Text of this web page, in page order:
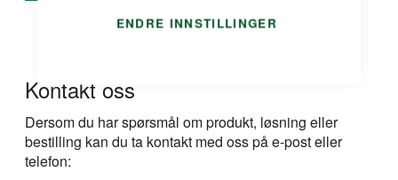
ENDRE INNSTILLINGER
Kontakt oss
Dersom du har spørsmål om produkt, løsning eller
bestilling kan du ta kontakt med oss på e-post eller
telefon: